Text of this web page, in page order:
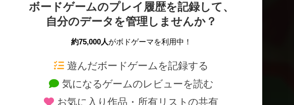
ボードゲームのプレイ履歴を記録して、
自分のデータを管理しませんか？
約75,000人がボドゲーマを利用中！
遊んだボードゲームを記録する
気になるゲームのレビューを読む
お気に入り作品・所有リストの共有
ボードゲームを検索する 新作・再入荷情報